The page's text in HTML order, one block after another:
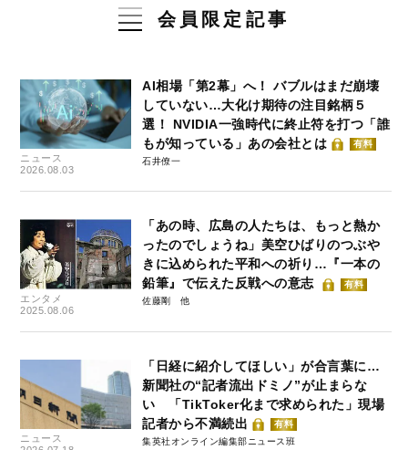
会員限定記事
ニュース
2026.08.03
AI相場「第2幕」へ！ バブルはまだ崩壊
していない…大化け期待の注目銘柄５
選！ NVIDIA一強時代に終止符を打つ「誰
もが知っている」あの会社とは
有料
石井僚一
エンタメ
2025.08.06
「あの時、広島の人たちは、もっと熱か
ったのでしょうね」美空ひばりのつぶや
きに込められた平和への祈り…『一本の
鉛筆』で伝えた反戦への意志
有料
佐藤剛
ニュース
「日経に紹介してほしい」が合言葉に…
新聞社の“記者流出ドミノ”が止まらな
い 「TikToker化まで求められた」現場
記者から不満続出
有料
集英社オンライン編集部ニュース班